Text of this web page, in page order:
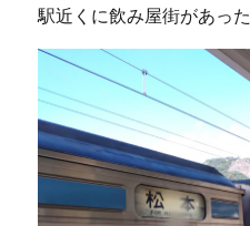
駅近くに飲み屋街があった